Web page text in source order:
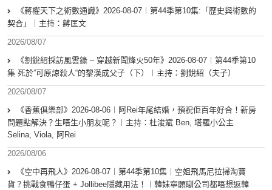
《蔣權天下之術數通識》2026-08-07︱第44季第10集:「歴史與術數的
契合」｜主持：蔣匡文
2026/08/07
《劉銳紹採訪風雲錄 – 穿越新聞烽火50年》2026-08-07︱第44季第10
集 死於”可原諒殺人“的黎漢成父子（下）︱主持：劉銳紹（夫子）
2026/08/07
《香蕉俱樂部》2026-08-06︱阿Rei年尾結婚，預祝佢百年好合！新房
問題點解決？生唔生小朋友呢？︱主持：杜浚斌 Ben, 塔羅小公主
Selina, Viola, 阿Rei
2026/08/06
《空中再飛人》2026-08-07︱第44季第10集｜空姐飛馬尼拉掃淘寶
貨？挑戰食鴨仔蛋 + Jollibee隱藏用法！︱韓妹寧願瞓公司都唔想返韓